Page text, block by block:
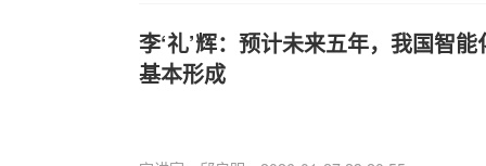
李‘礼’辉：预计未来五年，我国智
基本形成